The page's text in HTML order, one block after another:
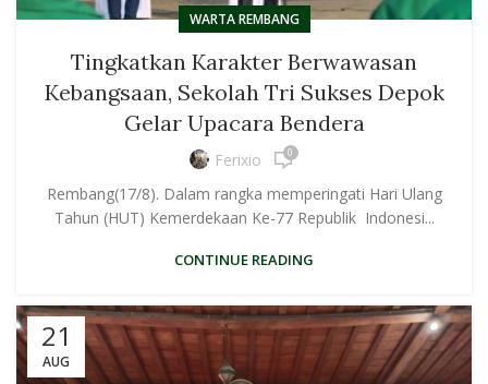
WARTA REMBANG
Tingkatkan Karakter Berwawasan
Kebangsaan, Sekolah Tri Sukses Depok
Gelar Upacara Bendera
Ferixio 0
Rembang(17/8). Dalam rangka memperingati Hari Ulang
Tahun (HUT) Kemerdekaan Ke-77 Republik Indonesi...
CONTINUE READING
21
AUG